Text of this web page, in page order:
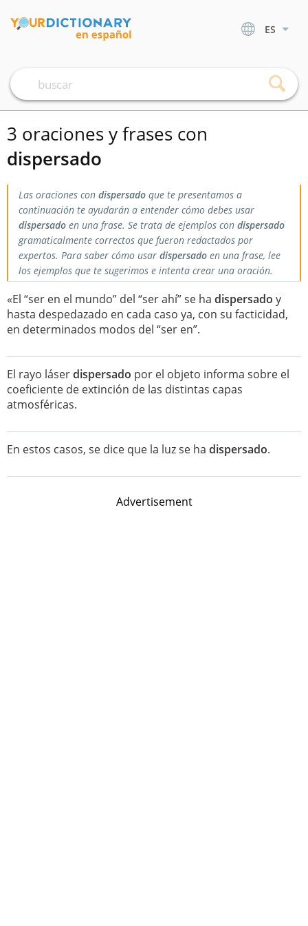
ES
3 oraciones y frases con
dispersado
Las oraciones con dispersado que te presentamos a
continuación te ayudarán a entender cómo debes usar
dispersado en una frase. Se trata de ejemplos con dispersado
gramaticalmente correctos que fueron redactados por
expertos. Para saber cómo usar dispersado en una frase, lee
los ejemplos que te sugerimos e intenta crear una oración.
«El “ser en el mundo” del “ser ahí” se ha dispersado y
hasta despedazado en cada caso ya, con su facticidad,
en determinados modos del “ser en”.
El rayo láserdispersado por el objeto informa sobre el
coeficiente de extinción de las distintas capas
atmosféricas.
En estos casos, se dice que la luz se ha dispersado.
Advertisement